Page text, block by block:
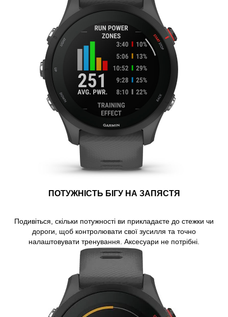
ПОТУЖНІСТЬ БІГУ НА ЗАПЯСТЯ
Подивіться, скільки потужності ви прикладаєте до стежки чи
дороги, щоб контролювати свої зусилля та точно
налаштовувати тренування. Аксесуари не потрібні.